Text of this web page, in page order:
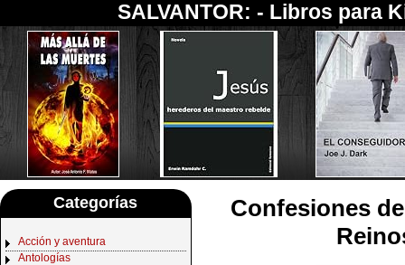
SALVANTOR: - Libros para
Categorías
Acción y aventura
Antologías
Confesiones